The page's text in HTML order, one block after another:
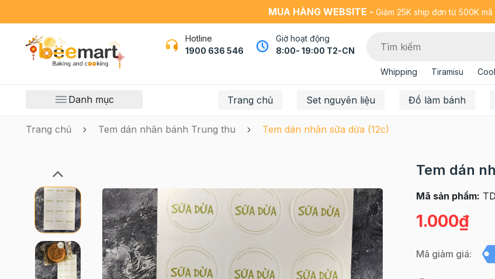
MUA HÀNG WEBSITE - Giảm 25K ship đơn từ 500K mã
Hotline
1900 636 546
Giờ hoạt động
8:00- 19:00 T2-CN
Whipping Tiramisu
Danh mục Trang chủ Set nguyên liệu Đồ làm bánh
Trang chủ Tem dán nhân bánh Trung thu Tem dán nhân sữa dừa (12c)
Tem dán
Mã sản phẩm:
1.000₫
Mã giảm giá: